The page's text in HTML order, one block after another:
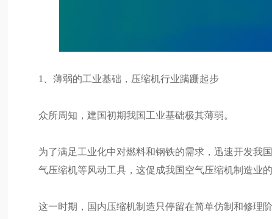
1、薄弱的工业基础，压缩机行业蹒跚起步
众所周知，建国初期我国工业基础极其薄弱。
为了满足工业化中对燃料和钢铁的需求，迅速开发我
气压缩机等风动工具，这促成我国空气压缩机制造业的
这一时期，国内压缩机制造只停留在简单仿制和修理